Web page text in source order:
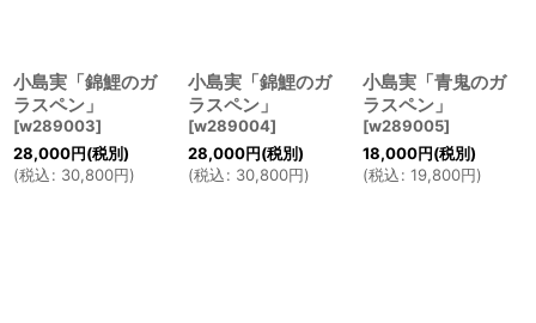
小島実「錦鯉のガ
ラスペン」
[w289003]
28,000円(税別)
(税込: 30,800円)
小島実「錦鯉のガ
ラスペン」
[w289004]
28,000円(税別)
(税込: 30,800円)
小島実「青鬼のガ
ラスペン」
[w289005]
18,000円(税別)
(税込: 19,800円)